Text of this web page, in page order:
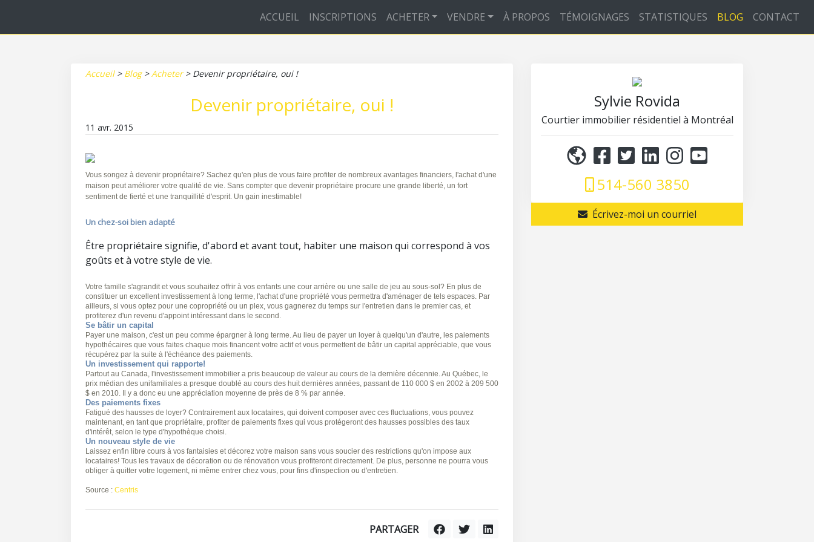
ACCUEIL INSCRIPTIONS ACHETER VENDRE À PROPOS TÉMOIGNAGES STATISTIQUES BLOG CONTACT
Accueil > Blog >Acheter > Devenir propriétaire, oui !
Devenir propriétaire, oui !
11 avr. 2015
Vous songez à devenir propriétaire? Sachez qu'en plus de vous faire profiter de nombreux avantages financiers, l'achat d'une
maison peut améliorer votre qualité de vie. Sans compter que devenir propriétaire procure une grande liberté, un fort
sentiment de fierté et une tranquillité d'esprit. Un gain inestimable!
Un chez-soi bien adapté
Être propriétaire signifie, d'abord et avant tout, habiter une maison qui correspond à vos
goûts et à votre style de vie.
Votre famille s'agrandit et vous souhaitez offrir à vos enfants une cour arrière ou une salle de jeu au sous-sol? En plus de
constituer un excellent investissement à long terme, l'achat d'une propriété vous permettra d'aménager de tels espaces. Par
ailleurs, si vous optez pour une copropriété ou un plex, vous gagnerez du temps sur l'entretien dans le premier cas, et
profiterez d'un revenu d'appoint intéressant dans le second.
Se bâtir un capital
Payer une maison, c'est un peu comme épargner à long terme. Au lieu de payer un loyer à quelqu'un d'autre, les paiements
hypothécaires que vous faites chaque mois financent votre actif et vous permettent de bâtir un capital appréciable, que vous
récupérez par la suite à l'échéance des paiements.
Un investissement qui rapporte!
Partout au Canada, l'investissement immobilier a pris beaucoup de valeur au cours de la dernière décennie. Au Québec, le
prix médian des unifamiliales a presque doublé au cours des huit dernières années, passant de 110 000 $ en 2002 à 209 500
$ en 2010. Il y a donc eu une appréciation moyenne de près de 8 % par année.
Des paiements fixes
Fatigué des hausses de loyer? Contrairement aux locataires, qui doivent composer avec ces fluctuations, vous pouvez
maintenant, en tant que propriétaire, profiter de paiements fixes qui vous protégeront des hausses possibles des taux
d'intérêt, selon le type d'hypothèque choisi.
Un nouveau style de vie
Laissez enfin libre cours à vos fantaisies et décorez votre maison sans vous soucier des restrictions qu'on impose aux
locataires! Tous les travaux de décoration ou de rénovation vous profiteront directement. De plus, personne ne pourra vous
obliger à quitter votre logement, ni même entrer chez vous, pour fins d'inspection ou d'entretien.
Source : Centris
PARTAGER
Sylvie Rovida
Courtier immobilier résidentiel à Montréal
514-560 3850
Écrivez-moi un courriel